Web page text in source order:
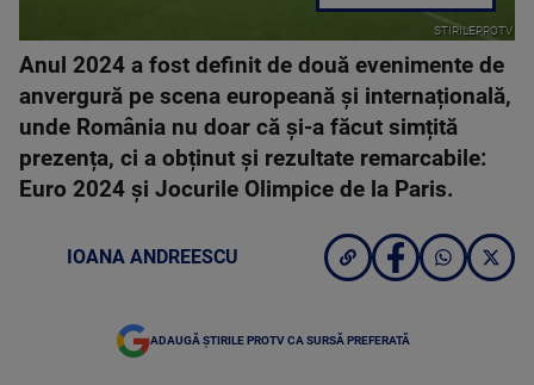
STIRILEPROTV
Anul 2024 a fost definit de două evenimente de
anvergură pe scena europeană și internațională,
unde România nu doar că și-a făcut simțită
prezența, ci a obținut și rezultate remarcabile:
Euro 2024 și Jocurile Olimpice de la Paris.
IOANA ANDREESCU
ADAUGĂ ȘTIRILE PROTV CA SURSĂ PREFERATĂ